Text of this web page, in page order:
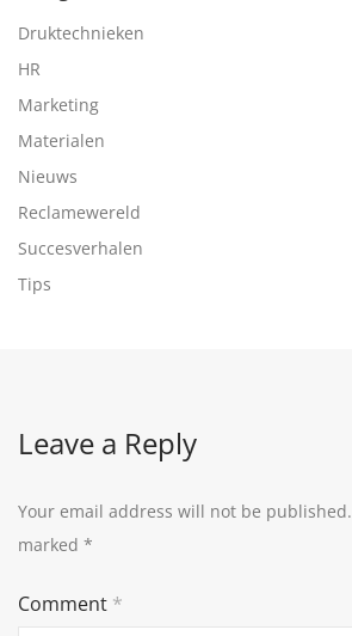
Druktechnieken
HR
Marketing
Materialen
Nieuws
Reclamewereld
Succesverhalen
Tips
Leave a Reply
Your email address will not be published.
marked *
Comment *